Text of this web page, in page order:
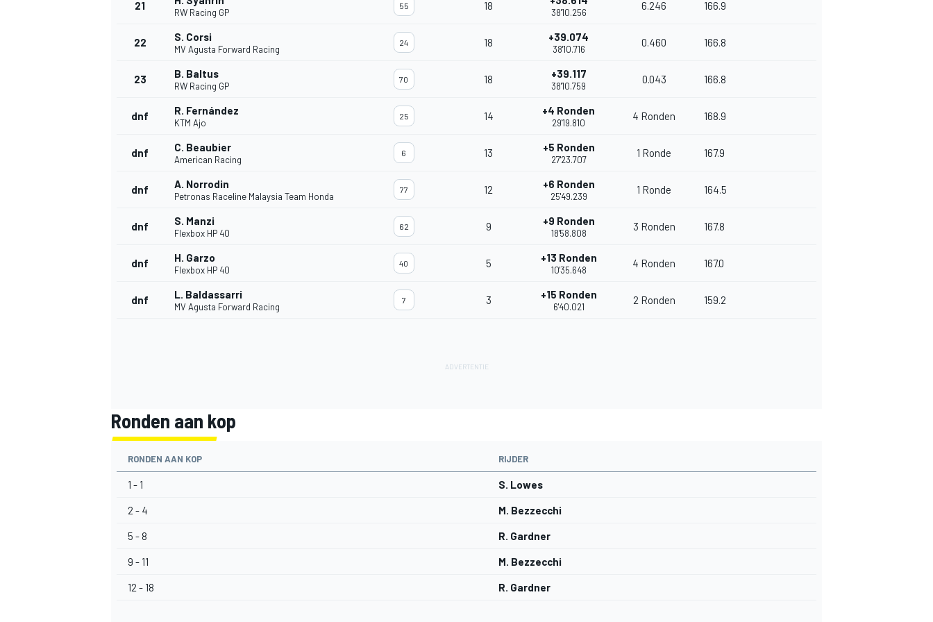
21
RW Racing GP
55 18
38'10.256
6.246 166.9
22 S. Corsi
MV Agusta Forward Racing
24 18 +39.074
38'10.716
0.460 166.8
23 B. Baltus
RW Racing GP
70 18 +39.117
38'10.759
0.043 166.8
dnf R. Fernández
KTM Ajo
25 14 +4 Ronden
29'19.810
4 Ronden 168.9
dnf C. Beaubier
American Racing
6 13 +5 Ronden
27'23.707
1 Ronde 167.9
dnf A. Norrodin
Petronas Raceline Malaysia Team Honda
77 12 +6 Ronden
25'49.239
1 Ronde 164.5
dnf S. Manzi
Flexbox HP 40
62 9 +9 Ronden
18'58.808
3 Ronden 167.8
dnf H. Garzo
Flexbox HP 40
40 5 +13 Ronden
10'35.648
4 Ronden 167.0
dnf L. Baldassarri
MV Agusta Forward Racing
7 3 +15 Ronden
6'40.021
2 Ronden 159.2
Ronden aan kop
RONDEN AAN KOP RIJDER
1 - 1 S. Lowes
2 - 4 M. Bezzecchi
5 - 8 R. Gardner
9 - 11 M. Bezzecchi
12 - 18 R. Gardner